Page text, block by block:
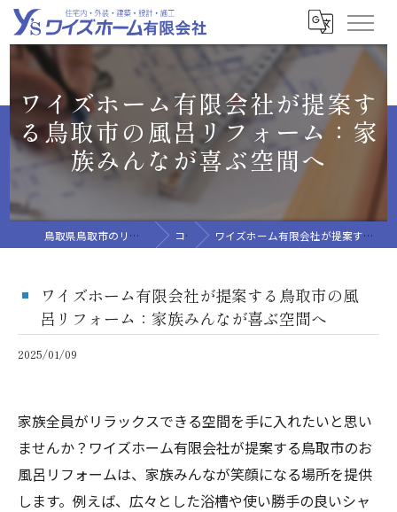
ワイズホーム有限会社が提案す
る鳥取市の風呂リフォーム：家
族みんなが喜ぶ空間へ
鳥取県鳥取市のリフォームならワイズホーム有限会社 コラム ワイズホーム有限会社が提案する鳥取市の風呂リフォーム：家族みんなが喜ぶ空間へ
ワイズホーム有限会社が提案する鳥取市の風
呂リフォーム：家族みんなが喜ぶ空間へ
2025/01/09
家族全員がリラックスできる空間を手に入れたいと思い
ませんか？ワイズホーム有限会社が提案する鳥取市のお
風呂リフォームは、家族みんなが笑顔になる場所を提供
します。例えば、広々とした浴槽や使い勝手の良いシャ